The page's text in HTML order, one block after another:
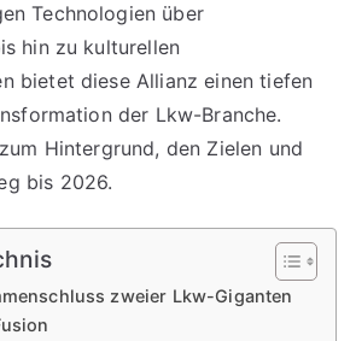
Technologien über
hin zu kulturellen
bietet diese Allianz einen tiefen
der Lkw-Branche.
Hintergrund, den Zielen und
bis 2026.
zweier Lkw-Giganten